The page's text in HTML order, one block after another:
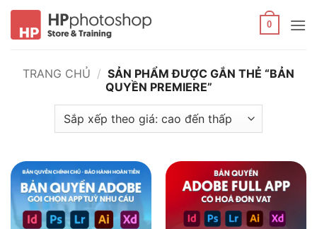
Bỏ
nội
0
TRANG CHỦ / SẢN PHẨM ĐƯỢC GẮN THẺ “BẢN
QUYỀN PREMIERE”